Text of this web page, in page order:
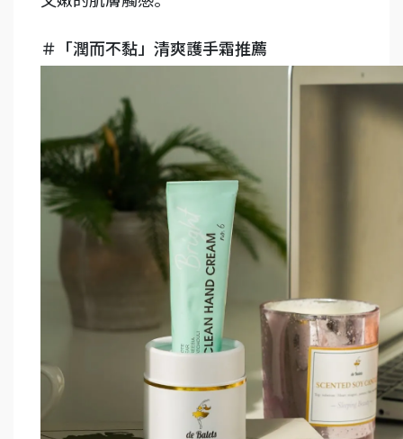
＃「潤而不黏」清爽護手霜推薦